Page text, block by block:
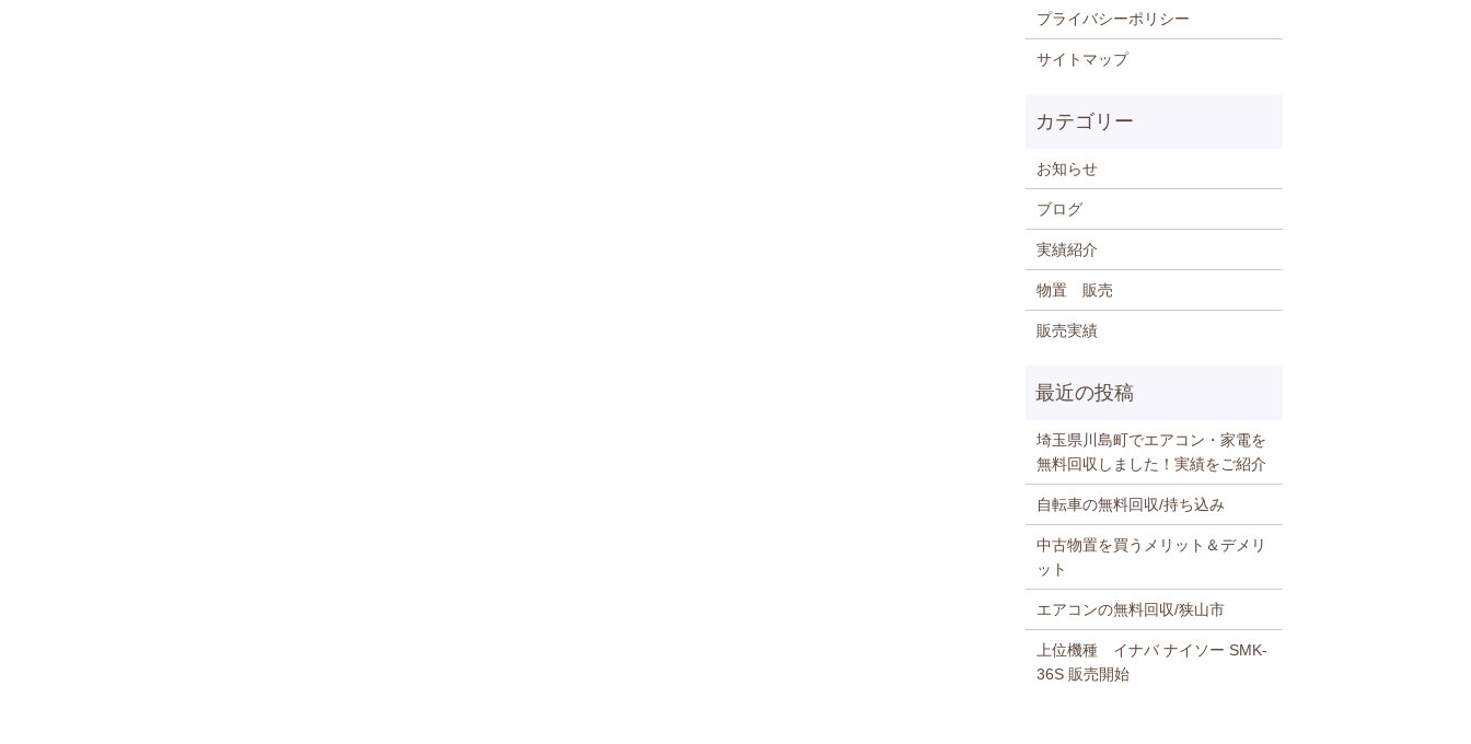
プライバシーポリシー
サイトマップ
お知らせ
ブログ
実績紹介
物置 販売
販売実績
埼玉県川島町でエアコン・家電を
無料回収しました！実績をご紹介
自転車の無料回収/持ち込み
中古物置を買うメリット＆デメリ
ット
エアコンの無料回収/狭山市
上位機種 イナバ ナイソー SMK-
36S 販売開始